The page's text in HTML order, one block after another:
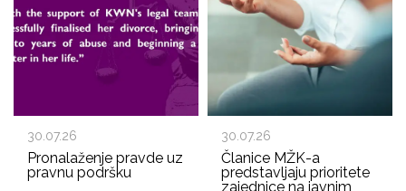
30.07.26
Pronalaženje pravde uz
pravnu podršku
30.07.26
Članice MŽK-a
predstavljaju prioritete
zajednice na javnim